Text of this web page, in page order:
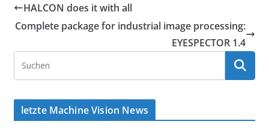
HALCON does it with all
Complete package for industrial image processing:
EYESPECTOR 1.4
letzte Machine Vision News